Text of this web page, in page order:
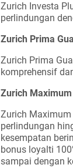
Zurich Investa
perlindungan
Zurich Prima
Zurich Prima
komprehensif
Zurich
Zurich
perlindungan
kesempatan
bonus loyalti
sampai dengan